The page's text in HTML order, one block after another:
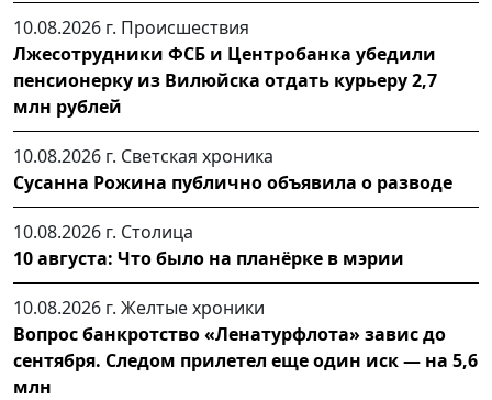
10.08.2026 г. Происшествия
Лжесотрудники ФСБ и Центробанка убедили
пенсионерку из Вилюйска отдать курьеру 2,7
млн рублей
10.08.2026 г. Светская хроника
Сусанна Рожина публично объявила о разводе
10.08.2026 г. Столица
10 августа: Что было на планёрке в мэрии
10.08.2026 г. Желтые хроники
Вопрос банкротство «Ленатурфлота» завис до
сентября. Следом прилетел еще один иск — на 5,6
млн